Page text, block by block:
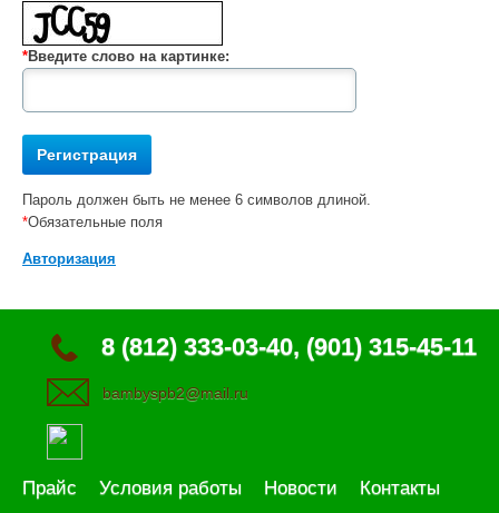
*Введите слово на картинке:
Пароль должен быть не менее 6 символов длиной.
*Обязательные поля
Авторизация
8 (812) 333-03-40, (901) 315-45-11
bambyspb2@mail.ru
Прайс Условия работы Новости Контакты